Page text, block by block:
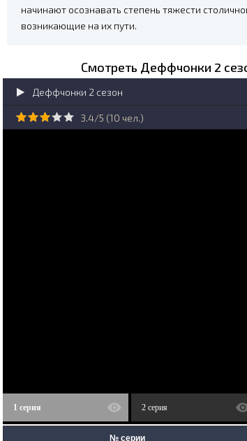
начинают осознавать степень тяжести
возникающие на их пути.
Смотреть Деффчонки 2
Деффчонки 2 сезон
3.4/5 (10 чел.)
1 серия 2 серия
№ серии